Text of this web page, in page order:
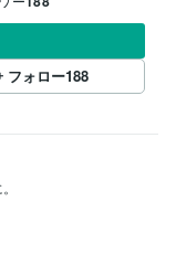
フォロー188